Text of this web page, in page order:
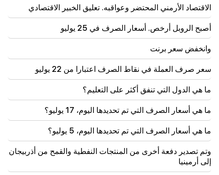
رفعت الكنيسة الرسولية الأرمنية المقدسة دعوى قضائية
ضد لجنة إيرادات الدولة
تفاصيل جديدة من القتال في دشتافان. هناك اعتقالات
16:00
غدًا لن يكون هناك ضوء لفترة طويلة في عدد من العناوين
في يريفان والمرزيس
15:34
المشكلة الرئيسية لأرمينيا ليست نيكولية فقط. مع
شارمازان
15:00
حالة الطوارئ في سيفان. تفاصيل:
الاقتصاد الأرمني المحتضر وعواقبه. تعليق الخبير الاقتصادي
أصبح الروبل أرخص. أسعار الصرف في 25 يوليو
وانخفض سعر برنت
سعر صرف العملة في نقاط الصرف اعتبارا من 22 يوليو
ما هي الدول التي تنفق أكثر على التعليم؟
ما هي أسعار الصرف التي تم تحديدها اليوم، 17 يوليو؟
ما هي أسعار الصرف التي تم تحديدها اليوم، 5 يوليو؟
وتم تصدير دفعة أخرى من المنتجات النفطية والقمح من أذربيجان
إلى أرمينيا